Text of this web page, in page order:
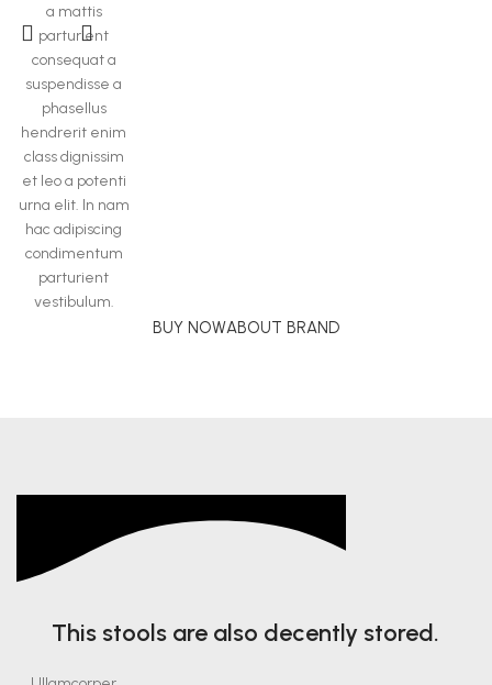
a mattis
parturient
consequat a
suspendisse a
phasellus
hendrerit enim
class dignissim
et leo a potenti
urna elit. In nam
hac adipiscing
condimentum
parturient
vestibulum.
BUY NOWABOUT BRAND
This stools are also decently stored.